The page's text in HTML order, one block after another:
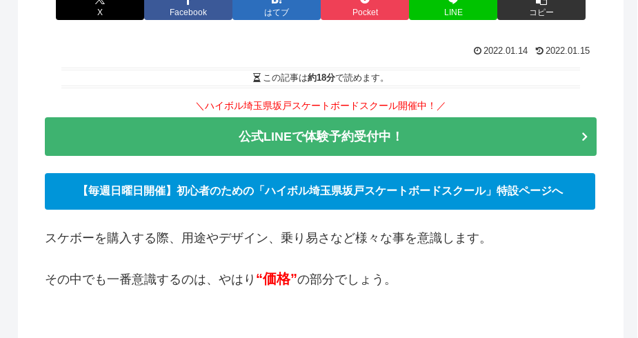
X Facebook はてブ Pocket LINE コピー
2022.01.14 2022.01.15
この記事は約18分で読めます。
＼ハイボル埼玉県坂戸スケートボードスクール開催中！／
公式LINEで体験予約受付中！
【毎週日曜日開催】初心者のための「ハイボル埼玉県坂戸スケートボードスクール」特設ページへ
スケボーを購入する際、用途やデザイン、乗り易さなど様々な事を意識します。
その中でも一番意識するのは、やはり “価格”の部分でしょう。